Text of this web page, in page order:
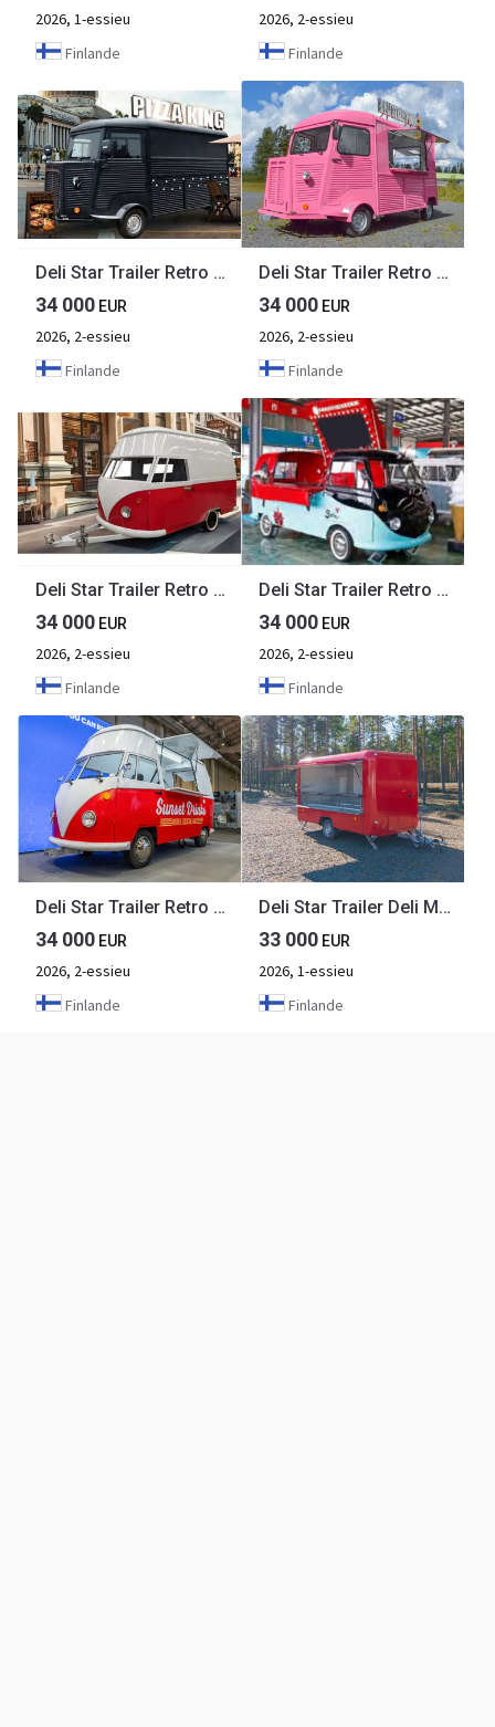
2026, 1-essieu
Finlande
2026, 2-essieu
Finlande
Deli Star Trailer Retro Frenchie FR 4800 Electric - EU standards
34 000 EUR
2026, 2-essieu
Finlande
Deli Star Trailer Retro Frenchie HR 5020 Electric - EU standards
34 000 EUR
2026, 2-essieu
Finlande
Deli Star Trailer Retro Minivan HR 4300 Towable - EU Standards
34 000 EUR
2026, 2-essieu
Finlande
Deli Star Trailer Retro Minivan Fliptop 4300 Electric - EU standards
34 000 EUR
2026, 2-essieu
Finlande
Deli Star Trailer Retro Minivan HR 4300 Electric - EU standards
34 000 EUR
2026, 2-essieu
Finlande
Deli Star Trailer Deli Meat 4000 - EU Standards
33 000 EUR
2026, 1-essieu
Finlande